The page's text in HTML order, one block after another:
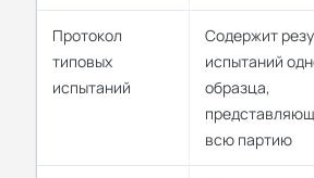
Протокол
типовых
испытаний
Содержит
испытаний
образца,
всю партию